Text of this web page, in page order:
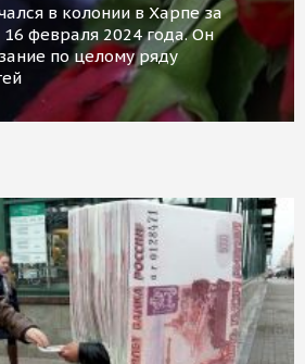
в колонии в Харпе за
февраля 2024 года. Он
по целому ряду